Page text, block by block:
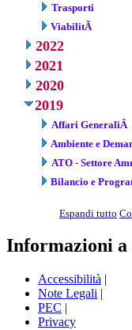
Trasporti
ViabilitÃ
2022
2021
2020
2019
Affari GeneraliÂ
Ambiente e
ATO - Settore
Bilancio e
Espandi tutto
Informazioni a
Accessibilità |
Note Legali |
PEC |
Privacy